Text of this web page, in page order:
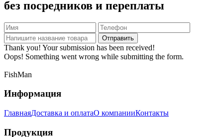
без посредников и переплаты
Thank you! Your submission has been received!
Oops! Something went wrong while submitting the form.
FishMan
Информация
ГлавнаяДоставка и оплатаО компанииКонтакты
Продукция